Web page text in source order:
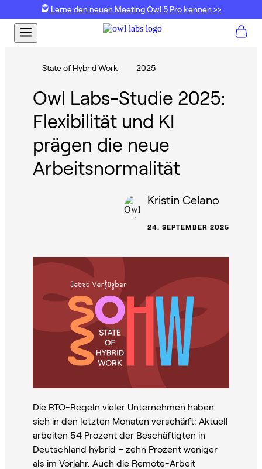
Lerne den neuen Meeting Owl 5 Pro kennen >>
State of Hybrid Work 2025
Owl Labs-Studie 2025:
Flexibilität und KI
prägen die neue
Arbeitsnormalität
Kristin Celano
24. SEPTEMBER 2025
Die RTO-Regeln vieler Unternehmen haben
sich in den letzten Monaten verschärft: Aktuell
arbeiten 54 Prozent der Beschäftigten in
Deutschland hybrid – zehn Prozent weniger
als im Vorjahr. Auch die Remote-Arbeit